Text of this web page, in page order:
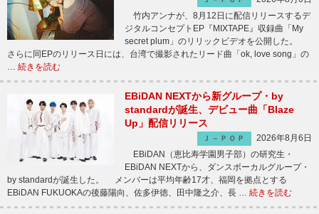
竹内アンナが、8月12日に配信リリースするデ
ジタルコンセプトEP『MIXTAPE』収録曲「My
secret plum」のリリックビデオを公開した。
さらに同EPのリリース日には、台湾で撮影されたリード曲「ok, love song」の
… 続きを読む
EBiDAN NEXTから新グループ・by
standardが誕生、デビュー曲「Blaze
Up」配信リリース
Ｊ－ＰＯＰ
2026年8月6日
EBiDAN（恵比寿学園男子部）の研究生・
EBiDAN NEXTから、ダンスボーカルグループ・
by standardが誕生した。 メンバーは平均年齢17才、福岡を拠点とする
EBiDAN FUKUOKAの後藤陽向、佐多伊徳、田中隆之介、長 … 続きを読む